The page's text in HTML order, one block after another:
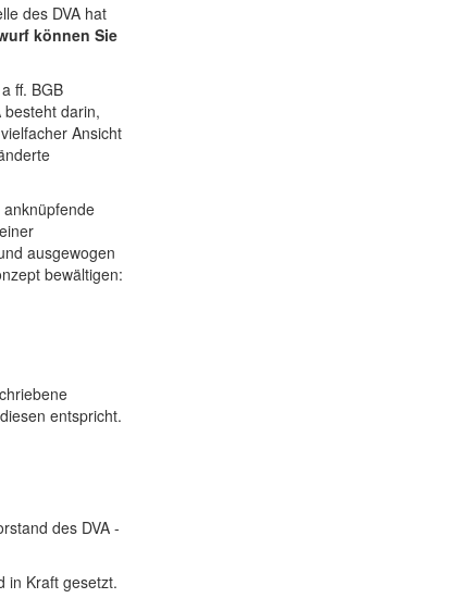
des DVA hat
können Sie
ff. BGB
darin,
Ansicht
ausgewogen
bewältigen:
entspricht.
des DVA -
in Kraft gesetzt.